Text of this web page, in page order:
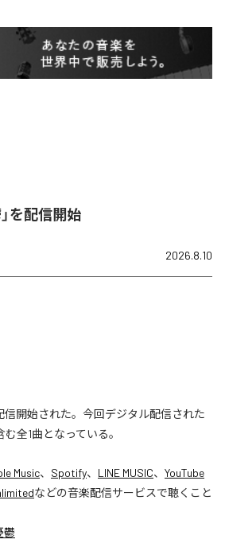
を配信開始
2026.8.10
信開始された。今回デジタル配信された
む全1曲となっている。
Music、 Spotify、 LINE MUSIC、 YouTube
などの音楽配信サービスで聴くこと
鬱